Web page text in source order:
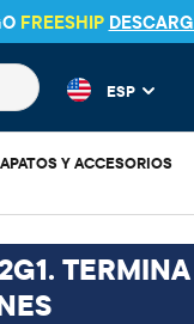
FREESHIP
populares y
ESP
Y ACCESORIOS